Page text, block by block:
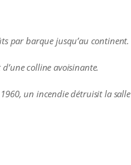
par barque jusqu’au continent.
colline avoisinante.
un incendie détruisit la salle